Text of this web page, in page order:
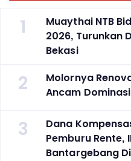
1
Muaythai NTB
2026, Turunkan
Bekasi
2
Molornya
Ancam
3
Dana
Pemburu Rente,
Bantargebang